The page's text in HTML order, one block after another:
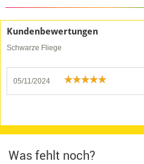
Kundenbewertungen
Schwarze Fliege
05/11/2024
Was fehlt noch?